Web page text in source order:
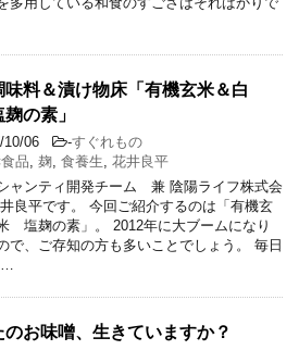
味料＆漬け物床「有機玄米＆白
の素」
10/06 -すぐれもの
品, 麹, 食養生, 花井良平
ャンティ開発チーム 兼 陰陽ライフ株式会
平です。 今回ご紹介するのは「有機玄
塩麹の素」。 2012年に大ブームになり
で、ご存知の方も多いことでしょう。 毎日
…
のお味噌、生きていますか？